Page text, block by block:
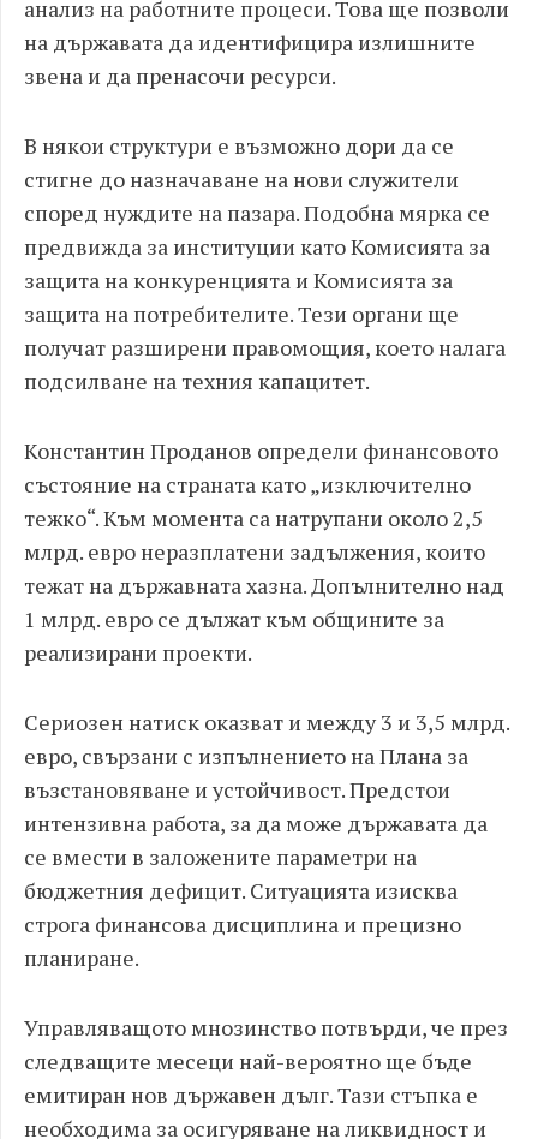
анализ на работните процеси. Това ще позволи
на държавата да идентифицира излишните
звена и да пренасочи ресурси.
В някои структури е възможно дори да се
стигне до назначаване на нови служители
според нуждите на пазара. Подобна мярка се
предвижда за институции като Комисията за
защита на конкуренцията и Комисията за
защита на потребителите. Тези органи ще
получат разширени правомощия, което налага
подсилване на техния капацитет.
Константин Проданов определи финансовото
състояние на страната като „изключително
тежко“. Към момента са натрупани около 2,5
млрд. евро неразплатени задължения, които
тежат на държавната хазна. Допълнително над
1 млрд. евро се дължат към общините за
реализирани проекти.
Сериозен натиск оказват и между 3 и 3,5 млрд.
евро, свързани с изпълнението на Плана за
възстановяване и устойчивост. Предстои
интензивна работа, за да може държавата да
се вмести в заложените параметри на
бюджетния дефицит. Ситуацията изисква
строга финансова дисциплина и прецизно
планиране.
Управляващото мнозинство потвърди, че през
следващите месеци най-вероятно ще бъде
емитиран нов държавен дълг. Тази стъпка е
необходима за осигуряване на ликвидност и